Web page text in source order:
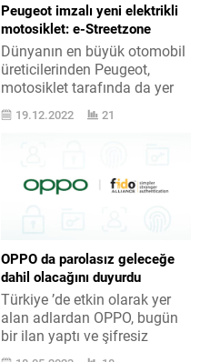
Peugeot imzalı yeni elektrikli
motosiklet: e-Streetzone
Dünyanın en büyük otomobil
üreticilerinden Peugeot,
motosiklet tarafında da yer
alıyor. İşletme bugün yeni bir
elektrikli motosiklet tanıttı.
elektrikli motosiklet modeli
sonrasında ses getiren
Streetzone, dolaysız olarak
yevmiye şehir kullanımına
odaklanıyor. 10 yıldır yollarda
olan 50cc Streetzone ’un
elektrikli...
19.12.2022 21
OPPO da parolasız geleceğe
dahil olacağını duyurdu
Türkiye ’de etkin olarak yer
alan adlardan OPPO, bugün
bir ilan yaptı ve şifresiz
geleceğe dahil olacağını